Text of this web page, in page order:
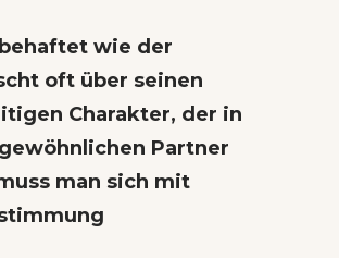
wie der
oft über seinen
Charakter, der in
Partner
man sich mit